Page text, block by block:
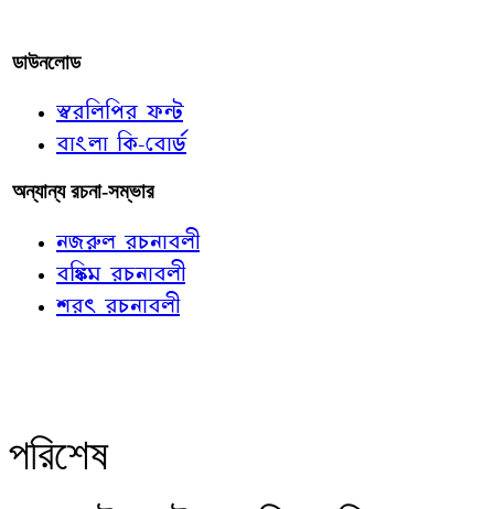
ডাউনলোড
স্বরলিপির ফন্ট
বাংলা কি-বোর্ড
অন্যান্য রচনা-সম্ভার
নজরুল রচনাবলী
বঙ্কিম রচনাবলী
শরৎ রচনাবলী
পরিশেষ